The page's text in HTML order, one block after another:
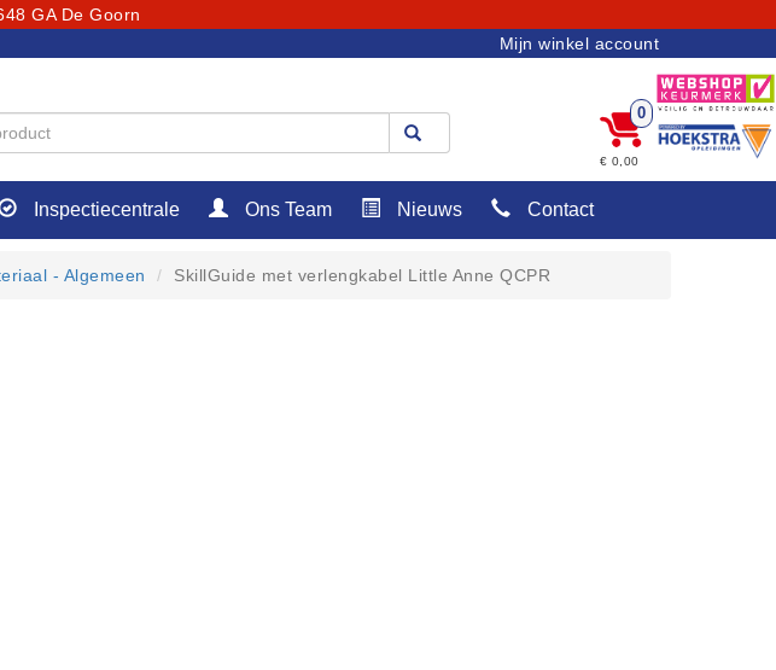
GA De Goorn
Mijn winkel account
0
€ 0,00
Inspectiecentrale Ons Team Nieuws Contact
- Algemeen SkillGuide met verlengkabel Little Anne QCPR